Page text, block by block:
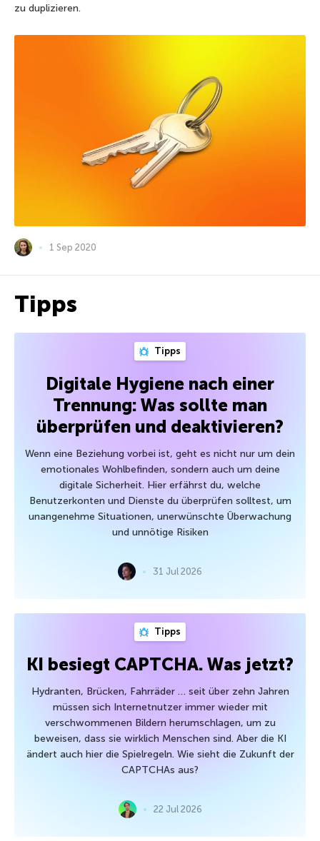
zu duplizieren.
1 Sep 2020
Tipps
Tipps
Digitale Hygiene nach einer
Trennung: Was sollte man
überprüfen und deaktivieren?
Wenn eine Beziehung vorbei ist, geht es nicht nur um dein
emotionales Wohlbefinden, sondern auch um deine
digitale Sicherheit. Hier erfährst du, welche
Benutzerkonten und Dienste du überprüfen solltest, um
unangenehme Situationen, unerwünschte Überwachung
und unnötige Risiken
31 Jul 2026
Tipps
KI besiegt CAPTCHA. Was jetzt?
Hydranten, Brücken, Fahrräder … seit über zehn Jahren
müssen sich Internetnutzer immer wieder mit
verschwommenen Bildern herumschlagen, um zu
beweisen, dass sie wirklich Menschen sind. Aber die KI
ändert auch hier die Spielregeln. Wie sieht die Zukunft der
CAPTCHAs aus?
22 Jul 2026